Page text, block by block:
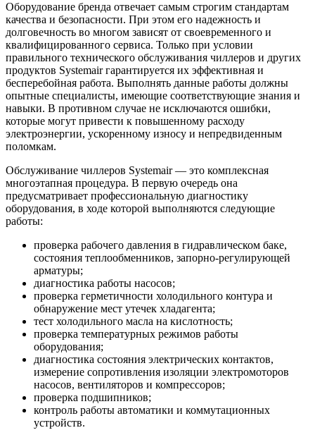
Оборудование бренда отвечает самым строгим стандартам
качества и безопасности. При этом его надежность и
долговечность во многом зависят от своевременного и
квалифицированного сервиса. Только при условии
правильного технического обслуживания чиллеров и других
продуктов Systemair гарантируется их эффективная и
бесперебойная работа. Выполнять данные работы должны
опытные специалисты, имеющие соответствующие знания и
навыки. В противном случае не исключаются ошибки,
которые могут привести к повышенному расходу
электроэнергии, ускоренному износу и непредвиденным
поломкам.
Обслуживание чиллеров Systemair — это комплексная
многоэтапная процедура. В первую очередь она
предусматривает профессиональную диагностику
оборудования, в ходе которой выполняются следующие
работы:
проверка рабочего давления в гидравлическом баке,
состояния теплообменников, запорно-регулирующей
арматуры;
диагностика работы насосов;
проверка герметичности холодильного контура и
обнаружение мест утечек хладагента;
тест холодильного масла на кислотность;
проверка температурных режимов работы
оборудования;
диагностика состояния электрических контактов,
измерение сопротивления изоляции электромоторов
насосов, вентиляторов и компрессоров;
проверка подшипников;
контроль работы автоматики и коммутационных
устройств.